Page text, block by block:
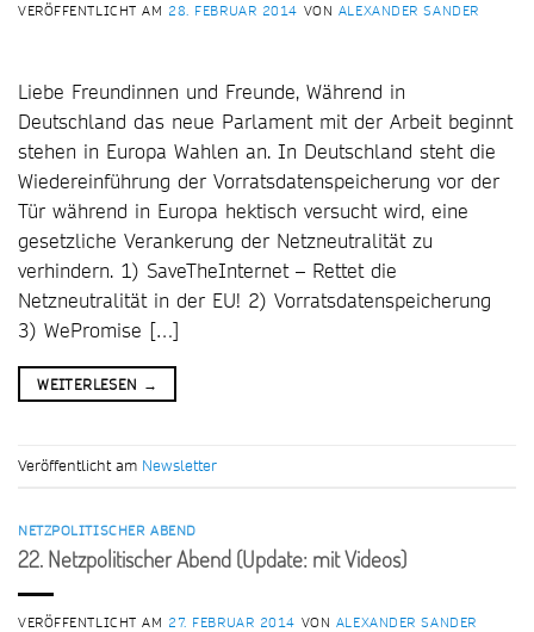
VERÖFFENTLICHT AM 28. FEBRUAR 2014 VON ALEXANDER SANDER
Liebe Freundinnen und Freunde, Während in
Deutschland das neue Parlament mit der Arbeit beginnt
stehen in Europa Wahlen an. In Deutschland steht die
Wiedereinführung der Vorratsdatenspeicherung vor der
Tür während in Europa hektisch versucht wird, eine
gesetzliche Verankerung der Netzneutralität zu
verhindern. 1) SaveTheInternet – Rettet die
Netzneutralität in der EU! 2) Vorratsdatenspeicherung
3) WePromise […]
WEITERLESEN →
Veröffentlicht am Newsletter
NETZPOLITISCHER ABEND
22. Netzpolitischer Abend (Update: mit Videos)
VERÖFFENTLICHT AM 27. FEBRUAR 2014 VON ALEXANDER SANDER